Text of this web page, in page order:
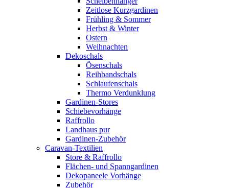
Zeitlose Kurzgardinen
Frühling & Sommer
Herbst & Winter
Ostern
Weihnachten
Dekoschals
Ösenschals
Reihbandschals
Schlaufenschals
Thermo Verdunklung
Gardinen-Stores
Schiebevorhänge
Raffrollo
Landhaus pur
Gardinen-Zubehör
Caravan-Textilien
Store & Raffrollo
Flächen- und Spanngardinen
Dekopaneele Vorhänge
Zubehör